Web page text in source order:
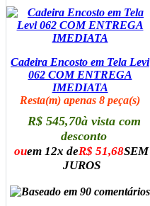
Cadeira Encosto em Tela Levi
062 COM ENTREGA
IMEDIATA
Resta(m) apenas 8 peça(s)
R$ 545,70à vista com
desconto
ouem 12x deR$ 51,68SEM
JUROS